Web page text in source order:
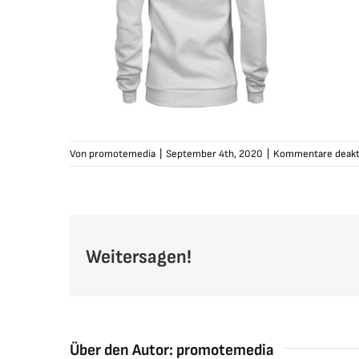
Von promotemedia September 4th, 2020 Kommentare
Weitersagen!
Über den Autor: promotemedia